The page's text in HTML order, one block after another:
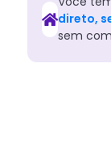
direto,
sem